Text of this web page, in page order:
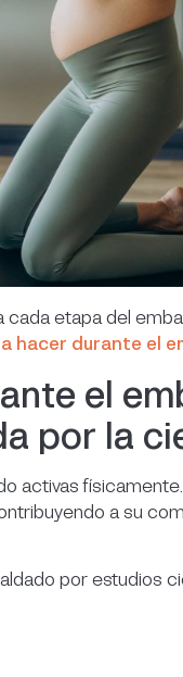
etapa del
hacer durante el
el
por la
activas
a su
por estudios